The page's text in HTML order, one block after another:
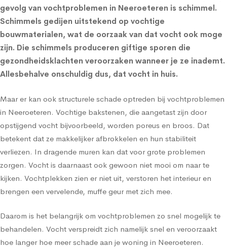
gevolg van vochtproblemen in Neeroeteren is schimmel.
Schimmels gedijen uitstekend op vochtige
bouwmaterialen, wat de oorzaak van dat vocht ook moge
zijn. Die schimmels produceren giftige sporen die
gezondheidsklachten veroorzaken wanneer je ze inademt.
Allesbehalve onschuldig dus, dat vocht in huis.
Maar er kan ook structurele schade optreden bij vochtproblemen
in Neeroeteren. Vochtige bakstenen, die aangetast zijn door
opstijgend vocht bijvoorbeeld, worden poreus en broos. Dat
betekent dat ze makkelijker afbrokkelen en hun stabiliteit
verliezen. In dragende muren kan dat voor grote problemen
zorgen. Vocht is daarnaast ook gewoon niet mooi om naar te
kijken. Vochtplekken zien er niet uit, verstoren het interieur en
brengen een vervelende, muffe geur met zich mee.
Daarom is het belangrijk om vochtproblemen zo snel mogelijk te
behandelen. Vocht verspreidt zich namelijk snel en veroorzaakt
hoe langer hoe meer schade aan je woning in Neeroeteren.